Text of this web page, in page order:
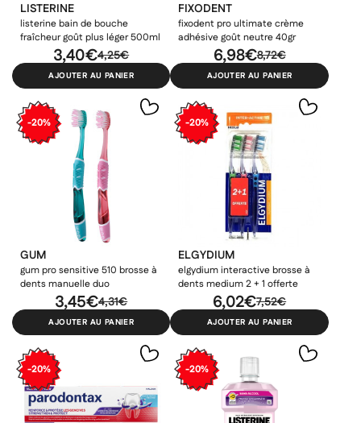
LISTERINE
listerine bain de bouche
fraîcheur goût plus léger 500ml
4,25€
3,40€
AJOUTER AU PANIER
FIXODENT
fixodent pro ultimate crème
adhésive goût neutre 40gr
8,72€
6,98€
AJOUTER AU PANIER
-20%
GUM
gum pro sensitive 510 brosse à
dents manuelle duo
4,31€
3,45€
AJOUTER AU PANIER
-20%
ELGYDIUM
elgydium interactive brosse à
dents medium 2 + 1 offerte
7,52€
6,02€
AJOUTER AU PANIER
-20% -20%
Ajouter à ma liste d'envies ×
add_circle_outline Créer une nouvelle liste
((modalTitle)) ×
((confirmMessage))
Créer une liste d'envies ×
Nom de la liste d'envies
Connexion ×
Vous devez être connecté pour ajouter des produits à votre
liste d'envies.